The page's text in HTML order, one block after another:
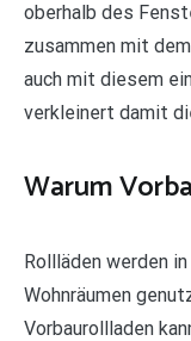
oberhalb des
zusammen mit
auch mit diesem
verkleinert damit
Warum
Rollläden werden
Wohnräumen
Vorbaurollladen